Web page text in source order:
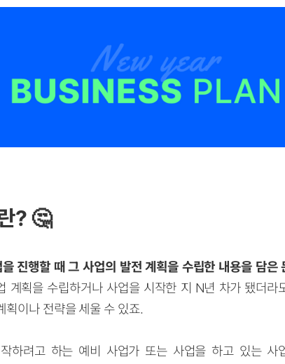
? 🤔
진행할 때 그 사업의 발전 계획을 수립한 내용을 담은
계획을 수립하거나 사업을 시작한 지 N년 차가 됐더라
획이나 전략을 세울 수 있죠.
하려고 하는 예비 사업가 또는 사업을 하고 있는 사